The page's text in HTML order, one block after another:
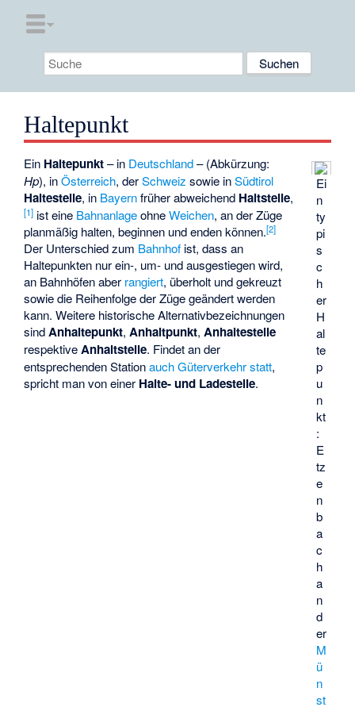
Haltepunkt
Ei
n
ty
pi
s
c
h
er
H
al
te
p
u
n
kt
:
E
tz
e
n
b
a
c
h
a
n
d
er
M
ü
n
st
Ein Haltepunkt– in Deutschland– (Abkürzung:
Hp), inÖsterreich, derSchweiz sowie inSüdtirol
Haltestelle, in Bayernfrüher abweichend Haltstelle,
[1] ist eine BahnanlageohneWeichen, an der Züge
planmäßig halten, beginnen und enden können.[2]
Der Unterschied zum Bahnhof ist, dass an
Haltepunkten nur ein-, um- und ausgestiegen wird,
an Bahnhöfen aber rangiert, überholt und gekreuzt
sowie die Reihenfolge der Züge geändert werden
kann. Weitere historische Alternativbezeichnungen
sindAnhaltepunkt,Anhaltpunkt,Anhaltestelle
respektiveAnhaltstelle. Findet an der
entsprechenden Stationauch Güterverkehr statt,
spricht man von einer Halte- und Ladestelle.